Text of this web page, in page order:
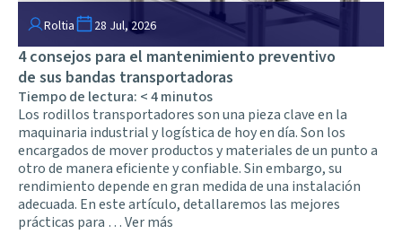
Roltia 28 Jul, 2026
4 consejos para el mantenimiento preventivo
de sus bandas transportadoras
Tiempo de lectura: < 4minutos
Los rodillos transportadores son una pieza clave en la
maquinaria industrial y logística de hoy en día. Son los
encargados de mover productos y materiales de un punto a
otro de manera eficiente y confiable. Sin embargo, su
rendimiento depende en gran medida de una instalación
adecuada. En este artículo, detallaremos las mejores
prácticas para …Ver más